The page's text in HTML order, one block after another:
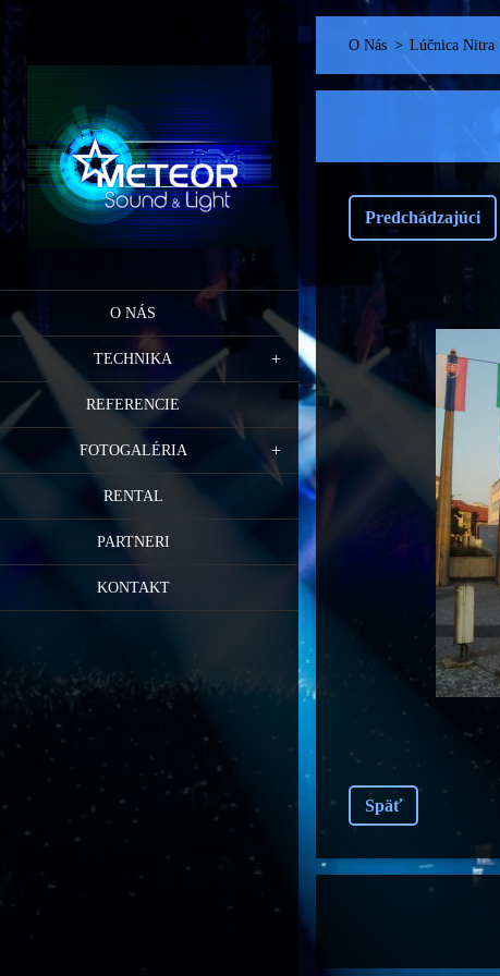
O NÁS
TECHNIKA
REFERENCIE
FOTOGALÉRIA
RENTAL
PARTNERI
KONTAKT
O Nás > Lúčnica Nitra
Predchádzajúci
Späť